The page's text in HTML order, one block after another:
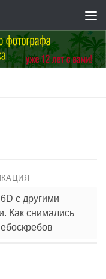
с другими
Как снимались